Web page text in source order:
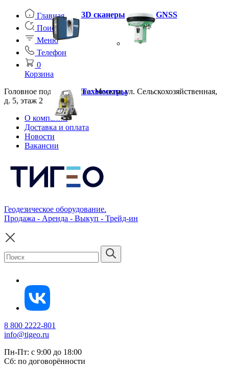
Главная
Поиск
Меню
Телефон
0
Корзина
Головное подразделение: Москва, ул. Сельскохозяйственная,
д. 5, этаж 2
О компании
Доставка и оплата
Новости
Вакансии
Геодезическое оборудование.
Продажа - Аренда - Выкуп - Трейд-ин
8 800 2222-801
info@tigeo.ru
Пн-Пт: с 9:00 до 18:00
Сб: по договорённости
3D сканеры GNSS
Тахеометры